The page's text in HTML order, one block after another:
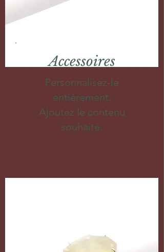
Accessoires
Personnalisez-le
entièrement.
Ajoutez le contenu
souhaité.